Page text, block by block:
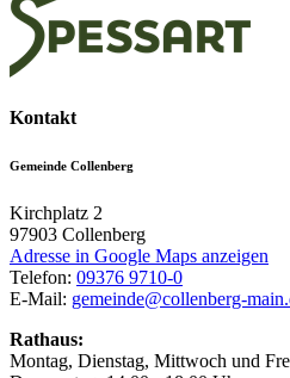
Kontakt
Gemeinde Collenberg
Kirchplatz 2
97903 Collenberg
Adresse in Google Maps anzeigen
Telefon: 09376 9710-0
E-Mail: gemeinde@collenberg-
Rathaus:
Montag, Dienstag, Mittwoch und